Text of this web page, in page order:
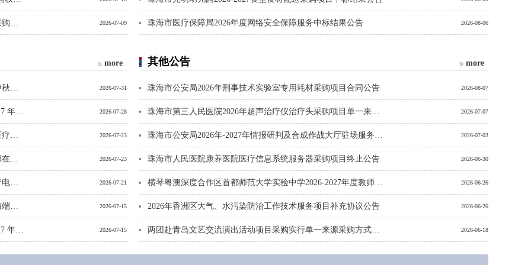
2026.8.1-2028.7.31横琴德威国际课程高中项目食堂经营权采购项目采购项目评标/谈判结果公示 2026-07-09 珠海市医疗保障局2026年度网络安全保障服务中标结果公告 2026-08-06
more
广东省人民医院珠海医院（珠海市金湾中心医院）2026年中秋节慰问品采购项目市场调研公告 2026-07-31
广东省人民医院珠海医院（珠海市金湾中心医院）2026-2027 年体检大巴车铅房更换及测听室加装服务采购项目调研公告（第二次） 2026-07-28
广东省人民医院珠海医院（珠海市金湾中心医院）2026年医疗设备采购项目调研公告（第四批次） 2026-07-23
广东省人民医院珠海医院（珠海市金湾中心医院）水污染源在线监测系统设备采购及安装市场调研公告 2026-07-23
广东省人民医院珠海医院（珠海市金湾中心医院）财政医疗电子票据跨省报销项目-接口升级改造采购项目市场调研公告 2026-07-21
广东省人民医院珠海医院（珠海市金湾中心医院）分院区前端系统运维服务项目调研公告 2026-07-15
广东省人民医院珠海医院（珠海市金湾中心医院）2026-2027 年体检大巴车铅房更换及测听室加装服务采购项目采购市场调研公告 2026-07-15
其他公告 more
珠海市公安局2026年刑事技术实验室专用耗材采购项目合同公告 2026-08-07
珠海市第三人民医院2026年超声治疗仪治疗头采购项目单一来源采购公示 2026-07-07
珠海市公安局2026年-2027年情报研判及合成作战大厅驻场服务采购项目合同公告 2026-07-03
珠海市人民医院康养医院医疗信息系统服务器采购项目终止公告 2026-06-30
横琴粤澳深度合作区首都师范大学实验中学2026-2027年度教师供餐服务采购项目单一来源采购公示 2026-06-26
2026年香洲区大气、水污染防治工作技术服务项目补充协议公告 2026-06-26
两团赴青岛文艺交流演出活动项目采购实行单一来源采购方式的公示 2026-06-18